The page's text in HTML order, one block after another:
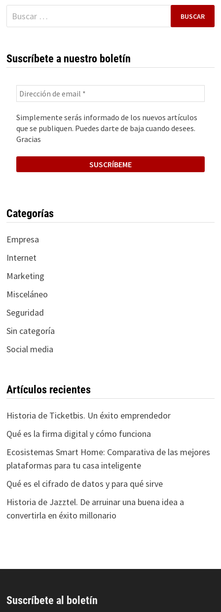
Buscar:
Suscríbete a nuestro boletín
Simplemente serás informado de los nuevos artículos
que se publiquen. Puedes darte de baja cuando desees.
Gracias
Categorías
Empresa
Internet
Marketing
Misceláneo
Seguridad
Sin categoría
Social media
Artículos recientes
Historia de Ticketbis. Un éxito emprendedor
Qué es la firma digital y cómo funciona
Ecosistemas Smart Home: Comparativa de las mejores
plataformas para tu casa inteligente
Qué es el cifrado de datos y para qué sirve
Historia de Jazztel. De arruinar una buena idea a
convertirla en éxito millonario
Suscríbete al boletín